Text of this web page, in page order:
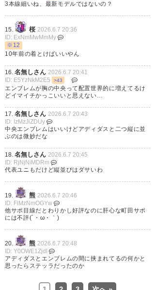
3本線細いね、最新モデルではないの？
15. 桜 2026.6.7 20:36
ID: ExNmMwMmMy
※12
10年前の着とけばいいやん
16. 名無しさん 2026.6.7 20:41
ID: E5YzNkM2E5
>43
エンブレムが胸の中央って配置世界的に増えてるけ
どイマイチかっこいいと思えない…
17. 名無しさん 2026.6.7 20:43
ID: IzMzJiZDUy
中央エンブレムはいいけどアディダスと二つ縦に並
ぶのは微妙だな
18. 名無しさん 2026.6.7 20:45
ID: RjNjNiMDRm
代表ユニもだけど縦並びはダサいわ
19. 熊 2026.6.7 20:46
ID: FlMzNmOGYw
他サポ目線だとわりかし好評なのに肝心な町田サポ
には不評(´・ω・｀)
20. 熊 2026.6.7 20:48
ID: Y0OWE1Zjdl
アディダスとエンブレムの間に挟まれてるの何かと
思ったらステッラだったのか